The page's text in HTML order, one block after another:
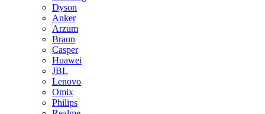
Dyson
Anker
Arzum
Braun
Casper
Huawei
JBL
Lenovo
Omix
Philips